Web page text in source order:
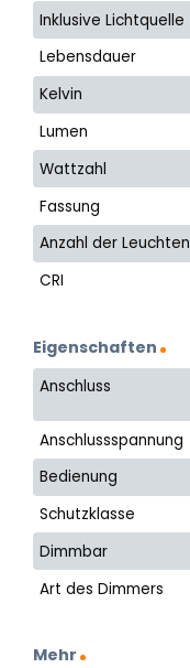
Inklusive Lichtquelle
Lebensdauer
Kelvin
Lumen
Wattzahl
Fassung
Anzahl der Leuchten
CRI
Eigenschaften
Anschluss
Anschlussspannung
Bedienung
Schutzklasse
Dimmbar
Art des Dimmers
Mehr